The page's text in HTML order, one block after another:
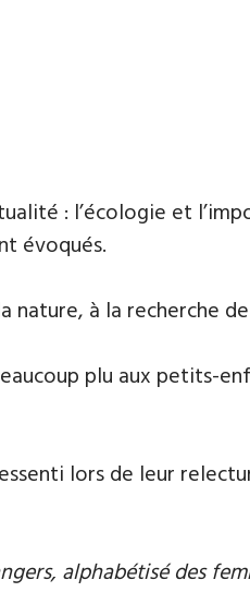
: l’écologie et
évoqués.
à la recherche
plu aux petits-
lors de leur
alphabétisé des